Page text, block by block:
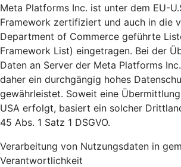
Meta Platforms Inc. ist unter dem EU-
Framework zertifiziert und auch in die
Department of Commerce geführte
Framework List) eingetragen. Bei der
Daten an Server der Meta Platforms
daher ein durchgängig hohes
gewährleistet. Soweit eine
USA erfolgt, basiert ein solcher
45 Abs. 1 Satz 1 DSGVO.
Verarbeitung von Nutzungsdaten in
Verantwortlichkeit